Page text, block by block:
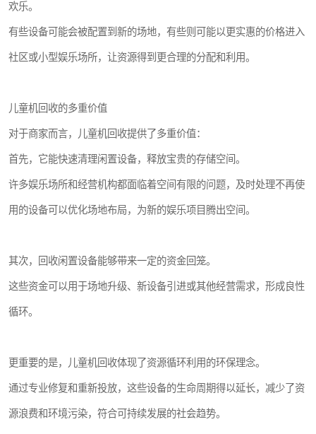
欢乐。
有些设备可能会被配置到新的场地，有些则可能以更实惠的价格进入
社区或小型娱乐场所，让资源得到更合理的分配和利用。
儿童机回收的多重价值
对于商家而言，儿童机回收提供了多重价值：
首先，它能快速清理闲置设备，释放宝贵的存储空间。
许多娱乐场所和经营机构都面临着空间有限的问题，及时处理不再使
用的设备可以优化场地布局，为新的娱乐项目腾出空间。
其次，回收闲置设备能够带来一定的资金回笼。
这些资金可以用于场地升级、新设备引进或其他经营需求，形成良性
循环。
更重要的是，儿童机回收体现了资源循环利用的环保理念。
通过专业修复和重新投放，这些设备的生命周期得以延长，减少了资
源浪费和环境污染，符合可持续发展的社会趋势。